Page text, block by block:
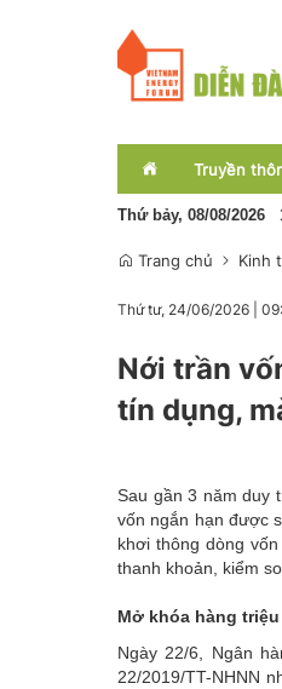
Truyền
Pin lưu trữ sẽ hình
Thứ bảy, 08/08/2026
Trang chủ Kinh
Thứ tư, 24/06/2026
Nới trần
tín dụng,
Sau gần 3 năm duy
vốn ngắn hạn được
khơi thông dòng
thanh khoản, kiểm
Mở khóa hàng
Ngày 22/6, Ngân
22/2019/TT-NHNN